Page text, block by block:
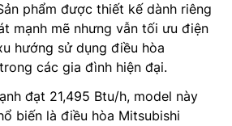
phẩm được thiết kế dành riêng
mạnh mẽ nhưng vẫn tối ưu điện
hướng sử dụng điều hòa
các gia đình hiện đại.
đạt 21,495 Btu/h, model này
biến là điều hòa Mitsubishi